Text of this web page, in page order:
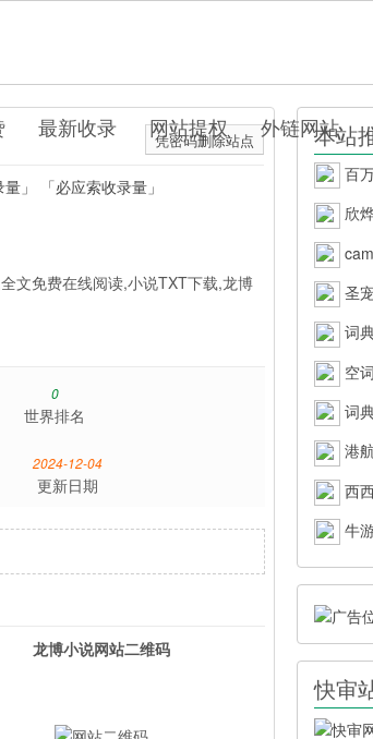
最新收录 网站提权 外链网站
凭密码删除站点
」
「必应索收录量」
文免费在线阅读,小说TXT下载,龙博
0
世界排名
2024-12-04
更新日期
龙博小说网站二维码
本站
百
欣
圣
词
空词
词
港
西
牛
快审